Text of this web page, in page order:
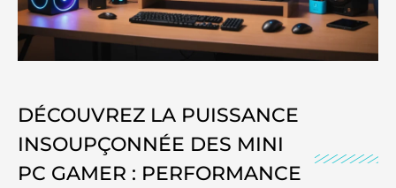
DÉCOUVREZ LA PUISSANCE
INSOUPÇONNÉE DES MINI
PC GAMER : PERFORMANCE